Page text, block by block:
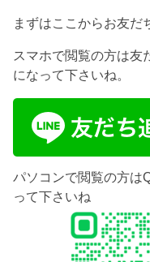
まずはここからお友だ
スマホで閲覧の方は友
になって下さいね。
パソコンで閲覧の方は
って下さいね